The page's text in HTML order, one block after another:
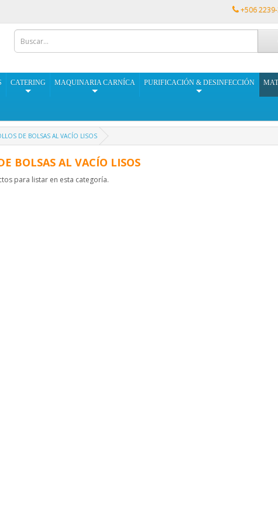
+506
CATERING MAQUINARIA CARNÍCA PURIFICACIÓN & DESINFECCIÓN
DE BOLSAS AL VACÍO LISOS
BOLSAS AL VACÍO LISOS
para listar en esta categoría.